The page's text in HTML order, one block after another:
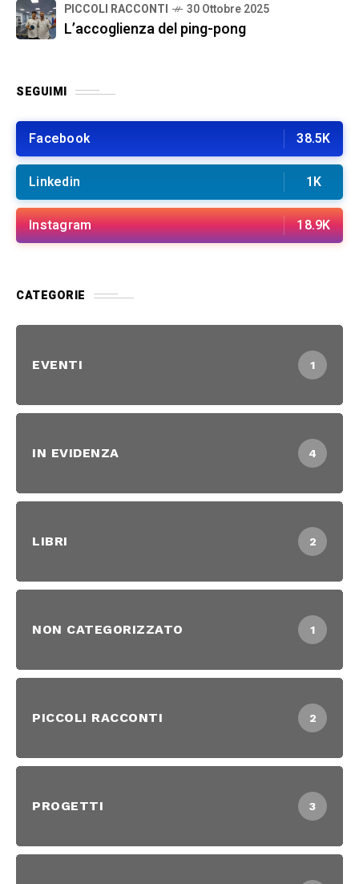
PICCOLI RACCONTI 30 Ottobre 2025
L’accoglienza del ping-pong
SEGUIMI
Facebook 38.5K
Linkedin 1K
Instagram 18.9K
CATEGORIE
EVENTI 1
IN EVIDENZA 4
LIBRI 2
NON CATEGORIZZATO 1
PICCOLI RACCONTI 2
PROGETTI 3